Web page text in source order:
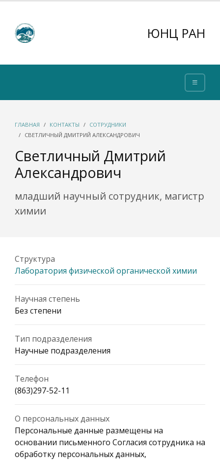
ЮНЦ РАН
ГЛАВНАЯ КОНТАКТЫ
СОТРУДНИКИ
СВЕТЛИЧНЫЙ ДМИТРИЙ АЛЕКСАНДРОВИЧ
Светличный Дмитрий
Александрович
младший научный сотрудник, магистр
химии
Структура
Лаборатория физической органической химии
Научная степень
Без степени
Тип подразделения
Научные подразделения
Телефон
(863)297-52-11
О персональных данных
Персональные данные размещены на
основании письменного Согласия сотрудника на
обработку персональных данных,